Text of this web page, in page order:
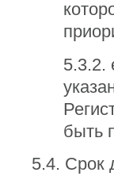
5.3.2.
быть
5.4. Срок